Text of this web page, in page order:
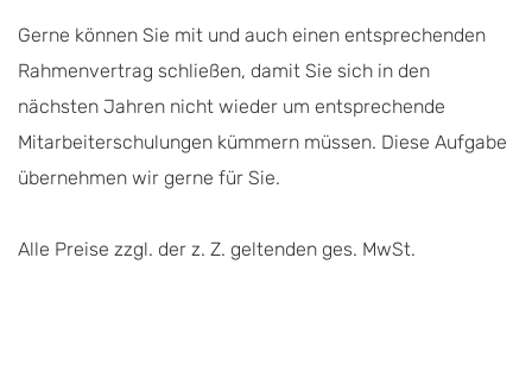
Gerne können Sie mit und auch einen entsprechenden
Rahmenvertrag schließen, damit Sie sich in den
nächsten Jahren nicht wieder um entsprechende
Mitarbeiterschulungen kümmern müssen. Diese Aufgabe
übernehmen wir gerne für Sie.
Alle Preise zzgl. der z. Z. geltenden ges. MwSt.